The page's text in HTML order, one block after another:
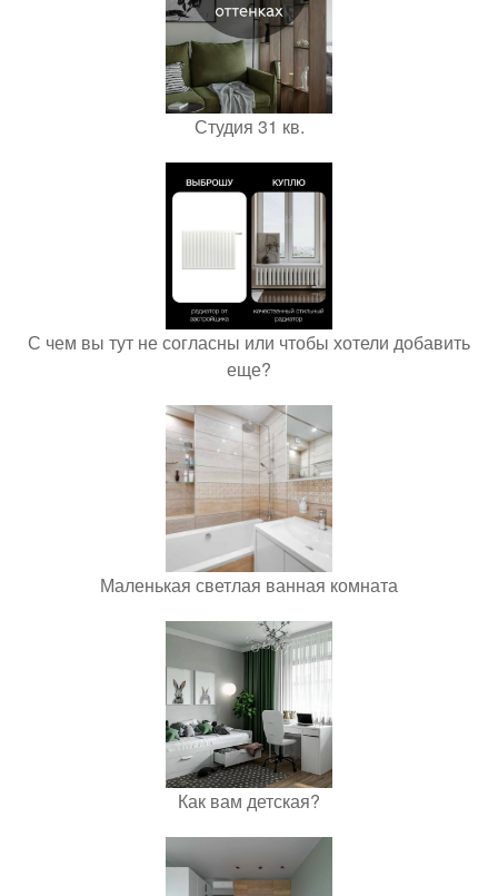
Студия 31 кв.
С чем вы тут не согласны или чтобы хотели добавить
еще?
Маленькая светлая ванная комната
Как вам детская?